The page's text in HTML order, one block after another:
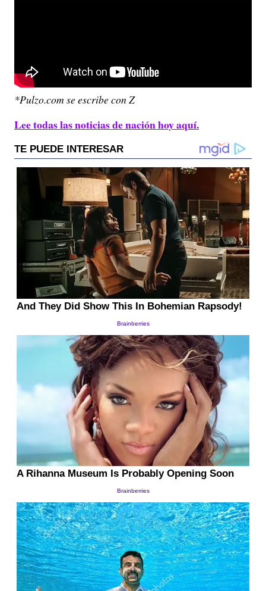
*Pulzo.com se escribe con Z
Lee todas las noticias de nación hoy aquí.